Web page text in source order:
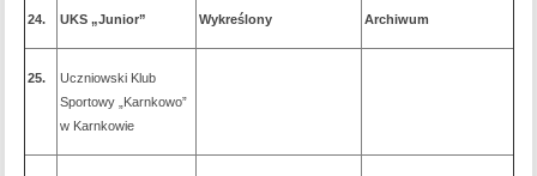
24. UKS „Junior” Wykreślony Archiwum
25.
Uczniowski Klub
Sportowy „Karnkowo”
w Karnkowie